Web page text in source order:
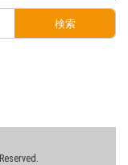
検索